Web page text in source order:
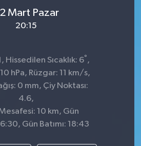
Mart Pazar
20:15
Hissedilen Sıcaklık: 6° ,
hPa, Rüzgar: 11 km/s,
0 mm, Çiy Noktası:
4.6,
10 km, Gün
Gün Batımı: 18:43